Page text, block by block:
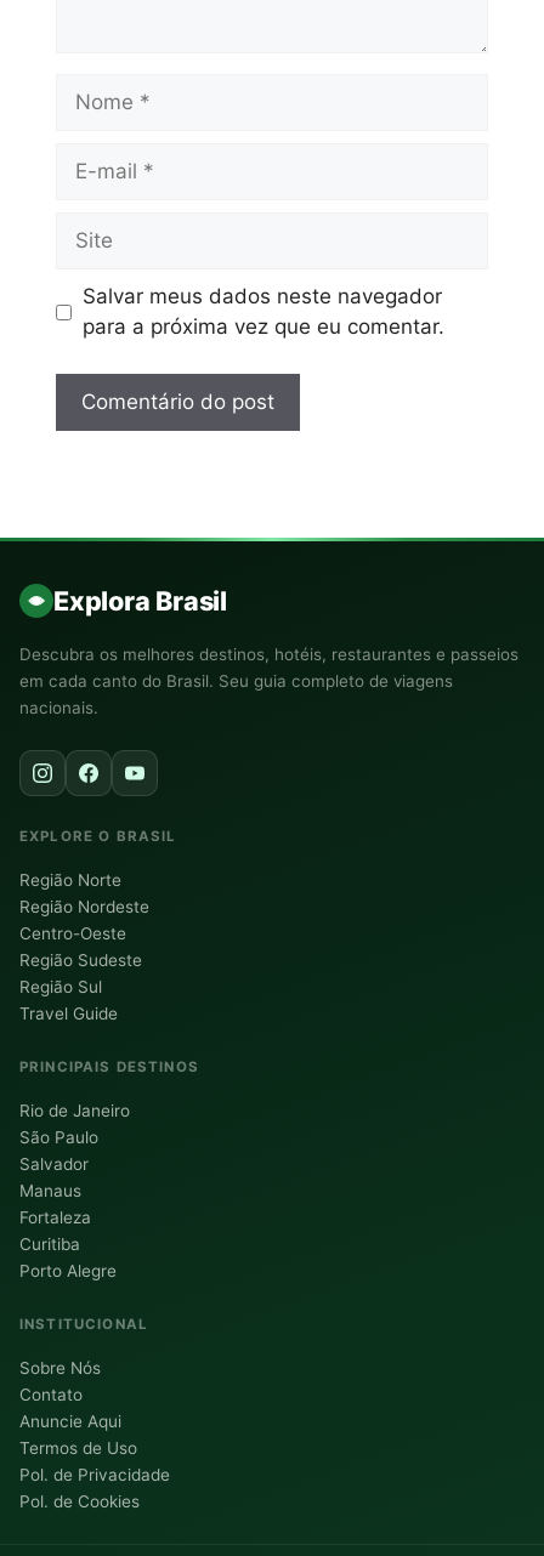
Salvar meus dados neste navegador
para a próxima vez que eu comentar.
Explora Brasil
Descubra os melhores destinos, hotéis, restaurantes e passeios
em cada canto do Brasil. Seu guia completo de viagens
nacionais.
EXPLORE O BRASIL
Região Norte
Região Nordeste
Centro-Oeste
Região Sudeste
Região Sul
Travel Guide
PRINCIPAIS DESTINOS
Rio de Janeiro
São Paulo
Salvador
Manaus
Fortaleza
Curitiba
Porto Alegre
INSTITUCIONAL
Sobre Nós
Contato
Anuncie Aqui
Termos de Uso
Pol. de Privacidade
Pol. de Cookies